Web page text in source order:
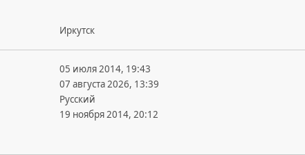
Иркутск
05 июля 2014, 19:43
07 августа 2026, 13:39
Русский
19 ноября 2014, 20:12